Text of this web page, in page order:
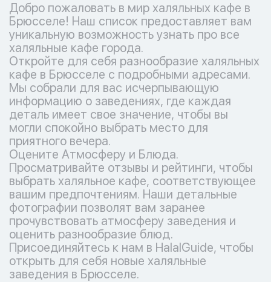
Добро пожаловать в мир халяльных кафе в
Брюсселе! Наш список предоставляет вам
уникальную возможность узнать про все
халяльные кафе города.
Откройте для себя разнообразие халяльных
кафе в Брюсселе с подробными адресами.
Мы собрали для вас исчерпывающую
информацию о заведениях, где каждая
деталь имеет свое значение, чтобы вы
могли спокойно выбрать место для
приятного вечера.
Оцените Атмосферу и Блюда.
Просматривайте отзывы и рейтинги, чтобы
выбрать халяльное кафе, соответствующее
вашим предпочтениям. Наши детальные
фотографии позволят вам заранее
прочувствовать атмосферу заведения и
оценить разнообразие блюд.
Присоединяйтесь к нам в HalalGuide, чтобы
открыть для себя новые халяльные
заведения в Брюсселе.